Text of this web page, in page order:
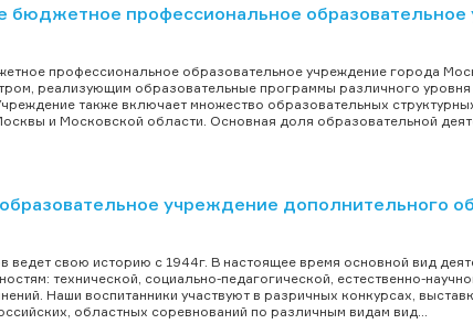
бюджетное профессиональное
профессиональное образовательное учреждение города
реализующим образовательные программы различного
также включает множество образовательных
и Московской области. Основная доля образовательной
учреждение дополнительного
ведет свою историю с 1944г. В настоящее время основной вид
технической, социально-педагогической, естественно-
Наши воспитанники участвуют в разричных конкурсах,
областных соревнований по различным видам вид...